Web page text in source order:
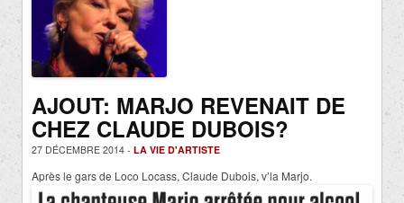
AJOUT: MARJO REVENAIT DE
CHEZ CLAUDE DUBOIS?
27 DÉCEMBRE 2014 - LA VIE D'ARTISTE
Après le gars de Loco Locass, Claude Dubois, v’la Marjo.